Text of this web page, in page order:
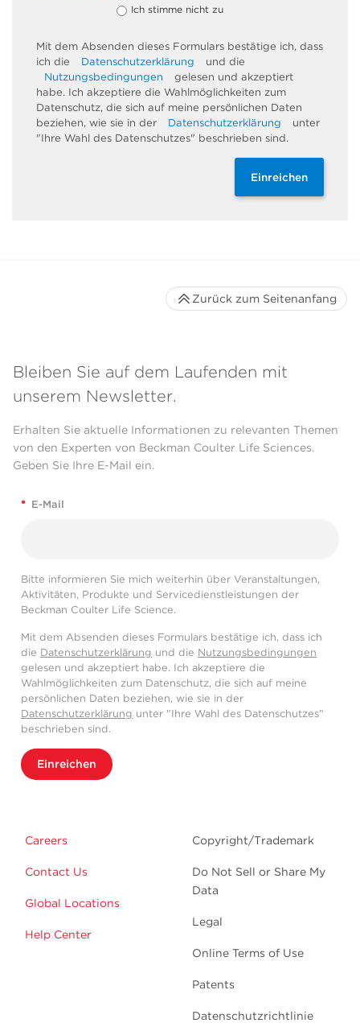
Ich stimme nicht zu
Mit dem Absenden dieses Formulars bestätige ich, dass
ich die
Datenschutzerklärung
und die
Nutzungsbedingungen
gelesen und akzeptiert
habe. Ich akzeptiere die Wahlmöglichkeiten zum
Datenschutz, die sich auf meine persönlichen Daten
beziehen, wie sie in der
Datenschutzerklärung
unter
"Ihre Wahl des Datenschutzes" beschrieben sind.
Einreichen
Bleiben Sie auf dem Laufenden mit
unserem Newsletter.
Erhalten Sie aktuelle Informationen zu relevanten Themen
von den Experten von Beckman Coulter Life Sciences.
Geben Sie Ihre E-Mail ein.
* E-Mail
Bitte informieren Sie mich weiterhin über Veranstaltungen,
Aktivitäten, Produkte und Servicedienstleistungen der
Beckman Coulter Life Science.
Mit dem Absenden dieses Formulars bestätige ich, dass ich
die Datenschutzerklärung und die Nutzungsbedingungen
gelesen und akzeptiert habe. Ich akzeptiere die
Wahlmöglichkeiten zum Datenschutz, die sich auf meine
persönlichen Daten beziehen, wie sie in der
Datenschutzerklärung unter "Ihre Wahl des Datenschutzes"
beschrieben sind.
Einreichen
Careers
Contact Us
Global Locations
Help Center
Copyright/Trademark
Do Not Sell or Share My
Data
Legal
Online Terms of Use
Patents
Datenschutzrichtlinie
Zurück zum Seitenanfang